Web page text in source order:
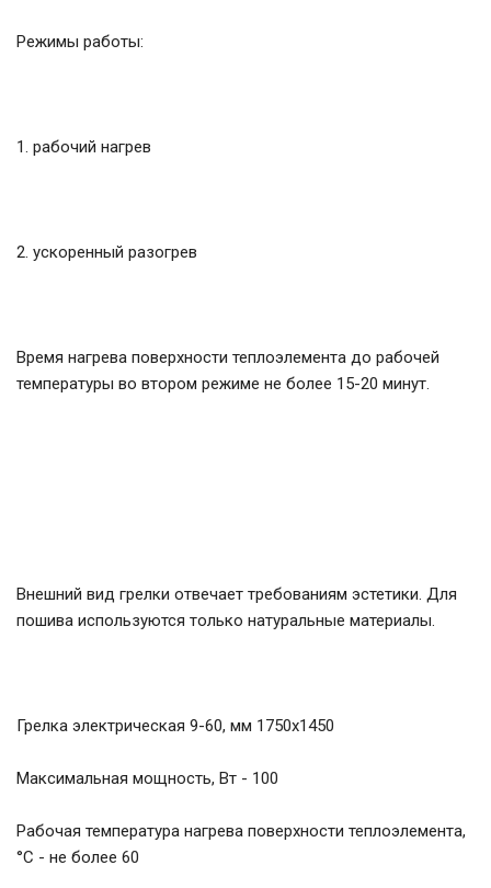
Режимы работы:
1. рабочий нагрев
2. ускоренный разогрев
Время нагрева поверхности теплоэлемента до рабочей
температуры во втором режиме не более 15-20 минут.
Внешний вид грелки отвечает требованиям эстетики. Для
пошива используются только натуральные материалы.
Грелка электрическая 9-60, мм 1750х1450
Максимальная мощность, Вт - 100
Рабочая температура нагрева поверхности теплоэлемента,
°С - не более 60